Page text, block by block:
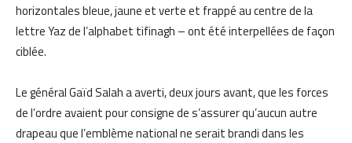
horizontales bleue, jaune et verte et frappé au centre de la
lettre Yaz de l’alphabet tifinagh – ont été interpellées de façon
ciblée.
Le général Gaïd Salah a averti, deux jours avant, que les forces
de l’ordre avaient pour consigne de s’assurer qu’aucun autre
drapeau que l’emblème national ne serait brandi dans les